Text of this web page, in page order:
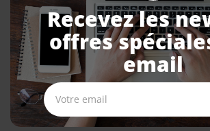
Recevez les
offres
email